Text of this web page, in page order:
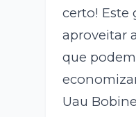
certo! Este
aproveitar
que
Uau